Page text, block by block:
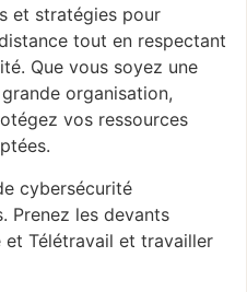
et stratégies pour
tout en respectant
Que vous soyez une
organisation,
vos ressources
cybersécurité
Prenez les devants
Télétravail et travailler